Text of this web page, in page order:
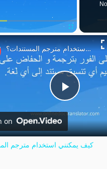
Fullscreen
Play
Video
كيف يمكنني استخدام مترجم المستندات؟
on
كيف يمكنني استخدام مترجم